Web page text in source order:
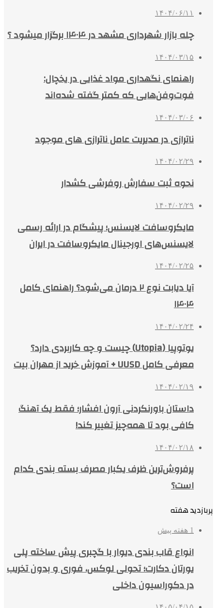
۱۴۰۴/۰۶/۱۱
چله بازار شهرداری مشهد در ۱۴۰۴ برگزار میشود ؟
۱۴۰۴/۰۳/۱۵
راهنمای نگهداری مواد غذایی در یخچال:
فوت‌وفن‌هایی که کمتر گفته شده‌اند
۱۴۰۴/۰۳/۰۶
ناترازی در مدیریت عامل ناترازی های موجود
۱۴۰۴/۰۲/۲۹
نحوه ثبت سفارش روفرشی کشدار
۱۴۰۴/۰۲/۲۹
مایکروسافت لایسنس؛ پیشگام در ارائه رسمی
لایسنس‌های اورجینال مایکروسافت در ایران
۱۴۰۴/۰۲/۲۵
آیا دیابت نوع ۲ درمان می‌شود؟ راهنمای کامل
۱۴۰۴
۱۴۰۴/۰۲/۲۴
یوتوپیا (Utopia) چیست و چه کاربردی دارد؟
معرفی کامل UUSD + آموزش خرید از مهران بیت
۱۴۰۴/۰۲/۱۹
داستان باورنکردنی آرون افشار؛ فقط یک آهنگ
کافی بود تا همه‌چیز تغییر کند!
۱۴۰۴/۰۲/۱۸
پرفروش‌ترین ظرف یکبار مصرف بسته بندی کدام
است؟
پربازدید هفته
1 هفته پیش
انواع قاب بندی دیوار با گچبری پیش ساخته پلی
یورتان دکارت؛ تحولی لوکس، فوری و بدون تخریب
در دکوراسیون داخلی